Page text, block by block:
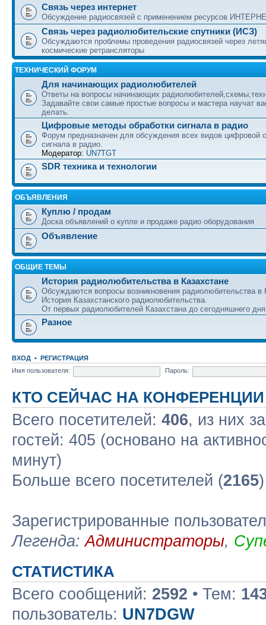
Связь через интернет
Обсуждение радиосвязей с применением ресурсов
Связь через радиолюбительские спутники (ИСЗ)
Обсуждаются проблемы проведения радиосвязей через
космические ретрансляторы
ТЕХНИЧЕСКИЙ ФОРУМ
Для начинающих радиолюбителей
Ответы на вопросы начинающих
Задавайте свои самые простые вопросы и мастера научат
делать.
Цифровые методы обработки сигнала в радио
Форум предназначен для обсуждения всех видов цифровой
сигнала в радио.
Модератор: UN7TGT
SDR техника и технологии
ОБЪЯВЛЕНИЯ
Куплю / продам
Доска объявлений о купле и продаже радио оборудования
Объявление
ОБЩИЕ ТЕМЫ
История радиолюбительства в Казахстане
Обсуждаются вопросы возникновения радиолюбительства в
История Казахстанского радиолюбительства.
От первых радиолюбителей Казахстана до сегодняшнего дня
Разное
ВХОД • РЕГИСТРАЦИЯ
Имя пользователя:
Пароль:
КТО СЕЙЧАС НА КОНФЕРЕНЦИИ
Всего посетителей: 406, из них
гостей: 405 (основано на
минут)
Больше всего посетителей (2165
Зарегистрированные
Легенда:Администраторы,
СТАТИСТИКА
Всего сообщений: 2592 • Тем:
пользователь: UN7DGW